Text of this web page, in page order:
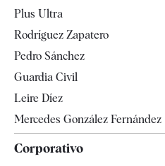
Televisión
Plus Ultra
Rodríguez Zapatero
Pedro Sánchez
Guardia Civil
Leire Díez
Mercedes González Fernández
Corporativo